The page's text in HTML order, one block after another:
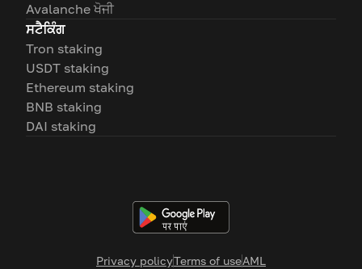
Privacy policyTerms of useAML
Avalanche ਖੋਜੀ
ਸਟੈਕਿੰਗ
Tron staking
USDT staking
Ethereum staking
BNB staking
DAI staking